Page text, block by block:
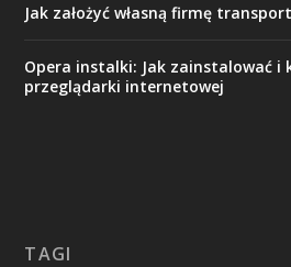
Jak założyć własną firmę
Opera instalki: Jak zainstalować i
przeglądarki internetowej
TAGI